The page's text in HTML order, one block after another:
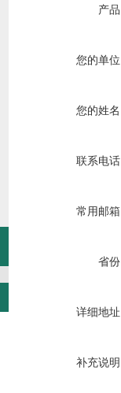
产
您的单
您的姓
联系电
常用邮
省
详细地
补充说